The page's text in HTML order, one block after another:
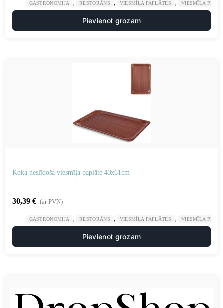
GASTRONOMIJA RESTORĀNS VIESMĪĻA PAPLĀTES VIESMĪĻA
Pievienot grozam
Koka neslīdoša viesmīļa paplāte 43x61cm
30,39 € (ar PVN)
GASTRONOMIJA RESTORĀNS VIESMĪĻA PAPLĀTES VIESMĪĻA
Pievienot grozam